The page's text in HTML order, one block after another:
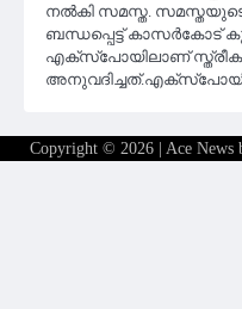
നല്‍കി സമസ്ത.
ബന്ധപ്പെട്ട്
എക്‌സ്‌പോയിലാണ്
Copyright © 2026 | Ace News